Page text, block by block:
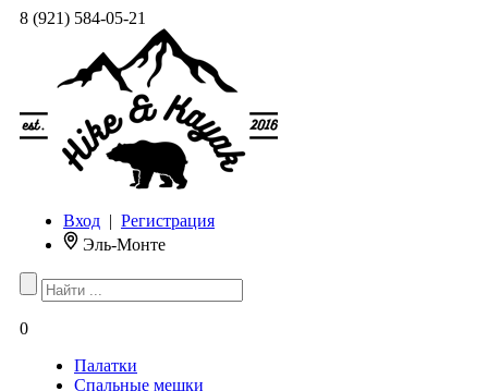
8 (921) 584-05-21
Вход | Регистрация
Эль-Монте
0
Палатки
Спальные мешки